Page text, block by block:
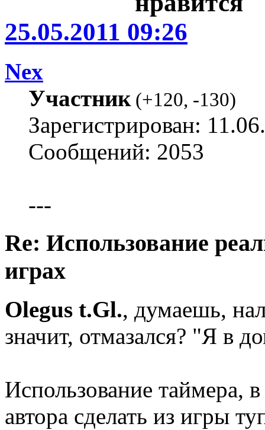
25.05.2011 09:26
Nex
Участник(+120, -130)
Зарегистрирован:
Сообщений: 2053
---
Re: Использование
играх
Olegus t.Gl., думаешь,
значит, отмазался? "Я в
Использование таймера,
автора сделать из игры